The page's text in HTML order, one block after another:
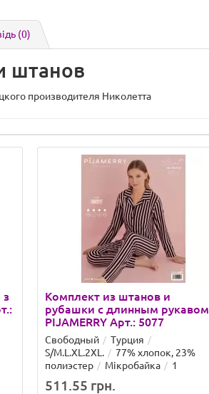
(0)
штанов
производителя Николетта
з
Комплект из штанов и
рубашки с длинным рукавом
PIJAMERRY Арт.: 5077
Свободный
Турция
S/M.L.XL.2XL.
77% хлопок, 23%
полиэстер
Мікробайка 1
511.55 грн.